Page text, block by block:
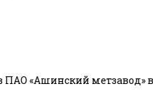
«Ашинский метзавод»